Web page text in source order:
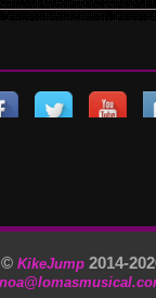
© KikeJump 2014-